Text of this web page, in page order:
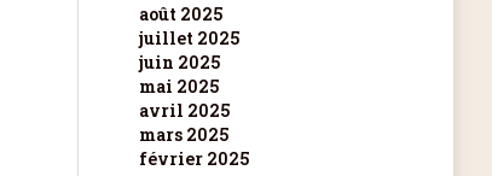
août 2025
juillet 2025
juin 2025
mai 2025
avril 2025
mars 2025
février 2025